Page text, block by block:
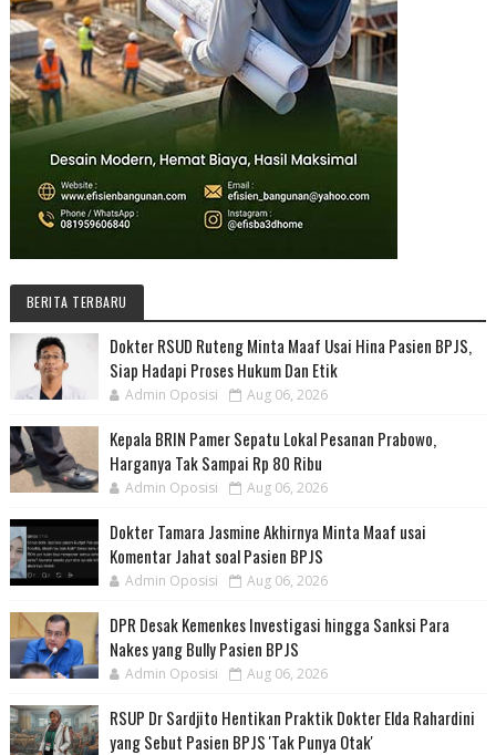
BERITA TERBARU
Dokter RSUD Ruteng Minta Maaf Usai Hina Pasien BPJS,
Siap Hadapi Proses Hukum Dan Etik
Admin Oposisi Aug 06, 2026
Kepala BRIN Pamer Sepatu Lokal Pesanan Prabowo,
Harganya Tak Sampai Rp 80 Ribu
Admin Oposisi Aug 06, 2026
Dokter Tamara Jasmine Akhirnya Minta Maaf usai
Komentar Jahat soal Pasien BPJS
Admin Oposisi Aug 06, 2026
DPR Desak Kemenkes Investigasi hingga Sanksi Para
Nakes yang Bully Pasien BPJS
Admin Oposisi Aug 06, 2026
RSUP Dr Sardjito Hentikan Praktik Dokter Elda Rahardini
yang Sebut Pasien BPJS 'Tak Punya Otak'